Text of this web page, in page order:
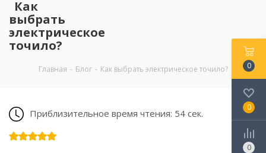
Как
выбрать
электрическое
точило?
Главная - Блог - Как выбрать электрическое точило?
Приблизительное время чтения: 54 сек.
0
0
0